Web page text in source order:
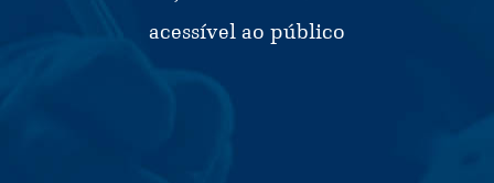
acessível ao público